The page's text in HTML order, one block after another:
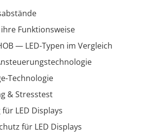
Funktionsweise
— LED-Typen im Vergleich
Technologie
& Stresstest
LED Displays
für LED Displays